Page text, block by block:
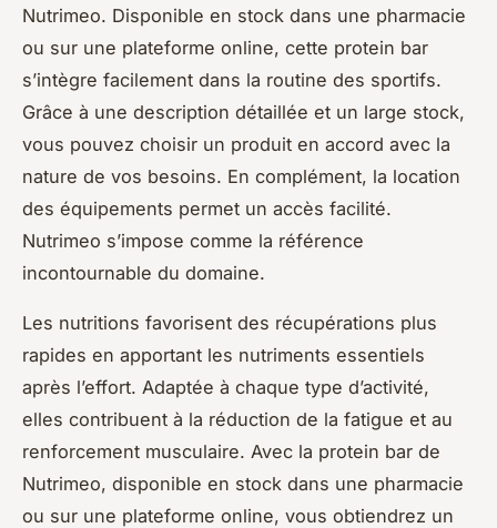
Nutrimeo. Disponible en stock dans une pharmacie
ou sur une plateforme online, cette protein bar
s’intègre facilement dans la routine des sportifs.
Grâce à une description détaillée et un large stock,
vous pouvez choisir un produit en accord avec la
nature de vos besoins. En complément, la location
des équipements permet un accès facilité.
Nutrimeo s’impose comme la référence
incontournable du domaine.
Les nutritions favorisent des récupérations plus
rapides en apportant les nutriments essentiels
après l’effort. Adaptée à chaque type d’activité,
elles contribuent à la réduction de la fatigue et au
renforcement musculaire. Avec la protein bar de
Nutrimeo, disponible en stock dans une pharmacie
ou sur une plateforme online, vous obtiendrez un